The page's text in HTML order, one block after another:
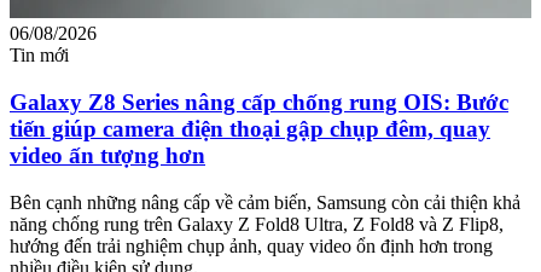
06/08/2026
Tin mới
Galaxy Z8 Series nâng cấp chống rung OIS: Bước
tiến giúp camera điện thoại gập chụp đêm, quay
video ấn tượng hơn
Bên cạnh những nâng cấp về cảm biến, Samsung còn cải thiện khả
năng chống rung trên Galaxy Z Fold8 Ultra, Z Fold8 và Z Flip8,
hướng đến trải nghiệm chụp ảnh, quay video ổn định hơn trong
nhiều điều kiện sử dụng.